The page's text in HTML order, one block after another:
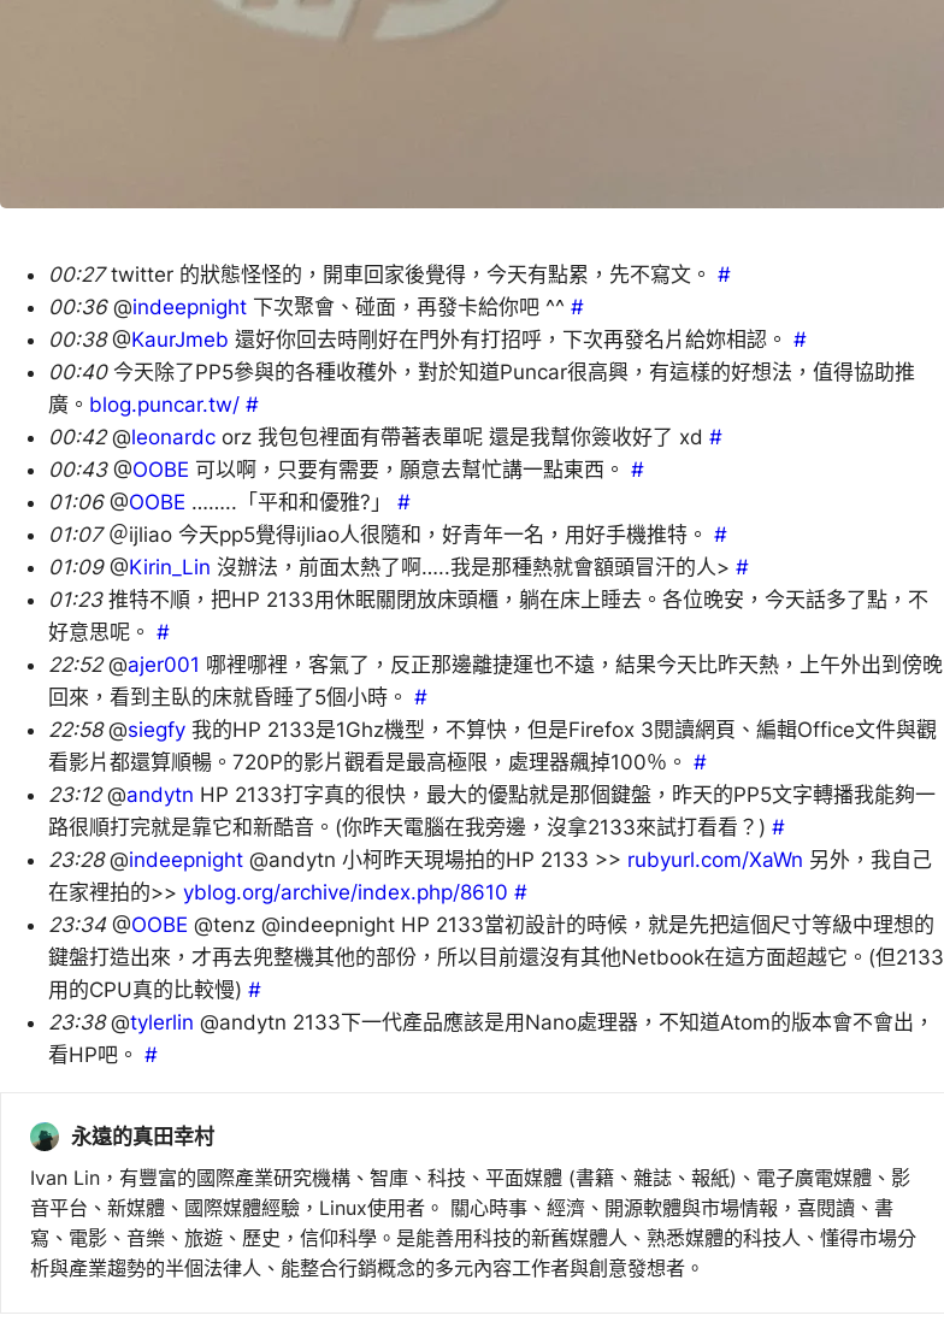
00:27twitter 的狀態怪怪的，開車回家後覺得，今天有點累，先不寫文。 #
00:36@indeepnight 下次聚會、碰面，再發卡給你吧 ^^ #
00:38@KaurJmeb 還好你回去時剛好在門外有打招呼，下次再發名片給妳相認。 #
00:40今天除了PP5參與的各種收穫外，對於知道Puncar很高興，有這樣的好想法，值得協助推
廣。 blog.puncar.tw/ #
00:42@leonardc orz 我包包裡面有帶著表單呢 還是我幫你簽收好了 xd #
00:43@OOBE 可以啊，只要有需要，願意去幫忙講一點東西。 #
01:06@OOBE ……..「平和和優雅?」 #
01:07＠ijliao 今天pp5覺得ijliao人很隨和，好青年一名，用好手機推特。 #
01:09@Kirin_Lin 沒辦法，前面太熱了啊…..我是那種熱就會額頭冒汗的人> #
01:23推特不順，把HP 2133用休眠關閉放床頭櫃，躺在床上睡去。各位晚安，今天話多了點，不
好意思呢。 #
22:52@ajer001 哪裡哪裡，客氣了，反正那邊離捷運也不遠，結果今天比昨天熱，上午外出到傍晚
回來，看到主臥的床就昏睡了5個小時。 #
22:58@siegfy 我的HP 2133是1Ghz機型，不算快，但是Firefox 3閱讀網頁、編輯Office文件與觀
看影片都還算順暢。720P的影片觀看是最高極限，處理器飆掉100％。 #
23:12@andytn HP 2133打字真的很快，最大的優點就是那個鍵盤，昨天的PP5文字轉播我能夠一
路很順打完就是靠它和新酷音。(你昨天電腦在我旁邊，沒拿2133來試打看看？) #
23:28@indeepnight @andytn 小柯昨天現場拍的HP 2133 >> rubyurl.com/XaWn 另外，我自己
在家裡拍的>> yblog.org/archive/index.php/8610 #
23:34@OOBE @tenz @indeepnight HP 2133當初設計的時候，就是先把這個尺寸等級中理想的
鍵盤打造出來，才再去兜整機其他的部份，所以目前還沒有其他Netbook在這方面超越它。(但2133
用的CPU真的比較慢) #
23:38@tylerlin @andytn 2133下一代產品應該是用Nano處理器，不知道Atom的版本會不會出，
看HP吧。 #
永遠的真田幸村
Ivan Lin，有豐富的國際產業研究機構、智庫、科技、平面媒體 (書籍、雜誌、報紙)、電子廣電媒體、影
音平台、新媒體、國際媒體經驗，Linux使用者。 關心時事、經濟、開源軟體與市場情報，喜閱讀、書
寫、電影、音樂、旅遊、歷史，信仰科學。是能善用科技的新舊媒體人、熟悉媒體的科技人、懂得市場分
析與產業趨勢的半個法律人、能整合行銷概念的多元內容工作者與創意發想者。